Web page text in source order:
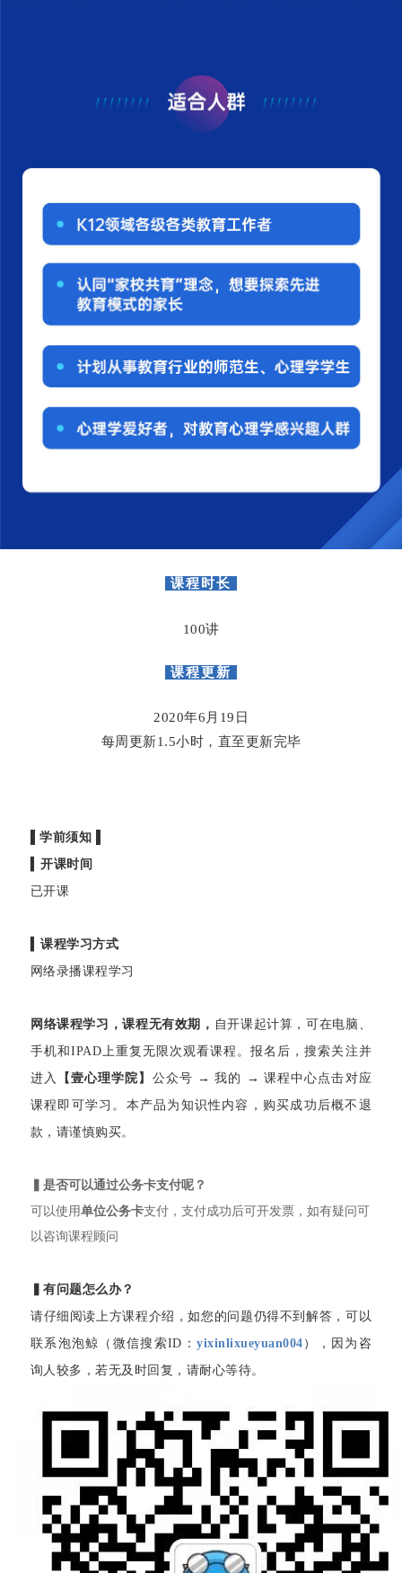
课程时长
100讲
课程更新
2020年6月19日
每周更新1.5小时，直至更新完毕
▌学前须知
▍开课时间
已开课
▍课程学习方式
网络录播课程学习
网络课程学习，课程无有效期， 自开课起计算，可在电脑、
手机和IPAD上重复无限次观看课程。报名后，搜索关注并
进入
【壹心理学院】 公众号 → 我的 → 课程中心点击对应
课程即可学习。本产品为知识性内容，购买成功后概不退
款，请谨慎购买。
▍是否可以通过公务卡支付呢？
可以使用单位公务卡支付，支付成功后可开发票，如有疑问可
以咨询课程顾问
▍有问题怎么办？
请仔细阅读上方课程介绍，如您的问题仍得不到解答，可以
联系泡泡鲸（微信搜索ID：yixinlixueyuan004 ），因为咨
询人较多，若无及时回复，请耐心等待。